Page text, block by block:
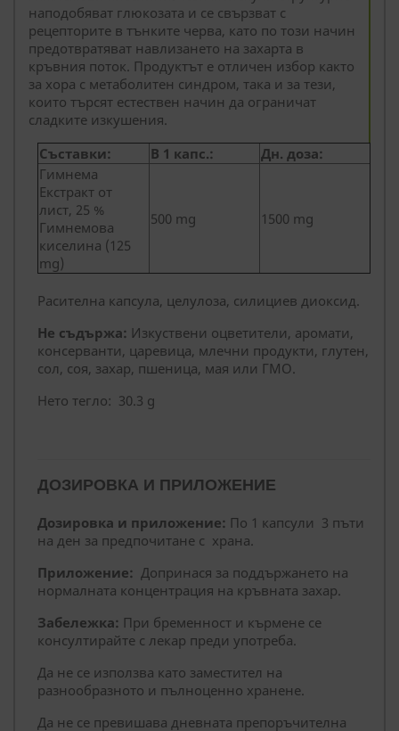
наподобяват глюкозата и се свързват с
рецепторите в тънките черва, като по този начин
предотвратяват навлизането на захарта в
кръвния поток. Продуктът е отличен избор както
за хора с метаболитен синдром, така и за тези,
които търсят естествен начин да ограничат
сладките изкушения.
Съставки:
В 1 капс.:
Дн. доза:
Гимнема
Екстракт от
лист, 25 %
Гимнемова
киселина (125
mg)
500 mg 1500 mg
Расителна капсула, целулоза, силициев диоксид.
Не съдържа: Изкуствени оцветители, аромати,
консерванти, царевица, млечни продукти, глутен,
сол, соя, захар, пшеница, мая или ГМО.
Нето тегло: 30.3 g
ДОЗИРОВКА И ПРИЛОЖЕНИЕ
Дозировка и приложение: По 1 капсули 3 пъти
на ден за предпочитане с храна.
Приложение: Допринася за поддържането на
нормалната концентрация на кръвната захар.
Забележка: При бременност и кърмене се
консултирайте с лекар преди употреба.
Да не се използва като заместител на
разнообразното и пълноценно хранене.
Да не се превишава дневната препоръчителна